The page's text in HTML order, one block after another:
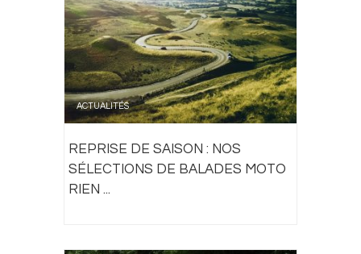
ACTUALITÉS
REPRISE DE SAISON : NOS
SÉLECTIONS DE BALADES MOTO
RIEN ...